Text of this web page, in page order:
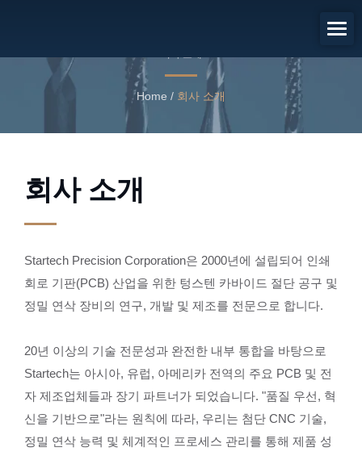
Home / 회사 소개
회사 소개
Startech Precision Corporation은 2000년에 설립되어 인쇄
회로 기판(PCB) 산업을 위한 텅스텐 카바이드 절단 공구 및
정밀 연삭 장비의 연구, 개발 및 제조를 전문으로 합니다.
20년 이상의 기술 전문성과 완전한 내부 통합을 바탕으로
Startech는 아시아, 유럽, 아메리카 전역의 주요 PCB 및 전
자 제조업체들과 장기 파트너가 되었습니다. "품질 우선, 혁
신을 기반으로"라는 원칙에 따라, 우리는 첨단 CNC 기술,
정밀 연삭 능력 및 체계적인 프로세스 관리를 통해 제품 성